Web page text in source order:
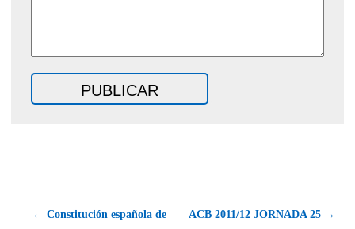
← Constitución española de ACB 2011/12 JORNADA 25 →